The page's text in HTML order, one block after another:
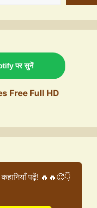
पर सुनें
Free Full HD
पढ़ें! 🔥🔥🥵👇